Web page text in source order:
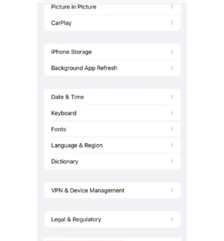
Desbloquea, repara y protege tu teléfono
Tecnología IA: sin conocimientos técnicos
Abrir App